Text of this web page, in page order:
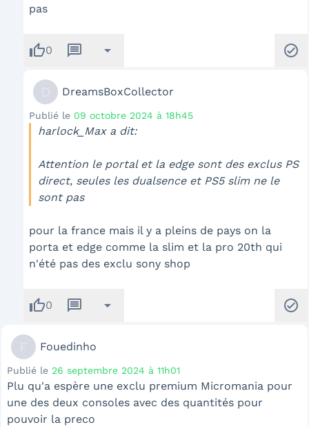
pas
thumb_up0 message arrow_drop_down check_circle
DreamsBoxCollector
Publié le 09 octobre 2024 à 18h45
harlock_Max a dit:
Attention le portal et la edge sont des exclus PS
direct, seules les dualsence et PS5 slim ne le
sont pas
pour la france mais il y a pleins de pays on la
porta et edge comme la slim et la pro 20th qui
n'été pas des exclu sony shop
thumb_up0 message arrow_drop_down check_circle
Fouedinho
Publié le 26 septembre 2024 à 11h01
Plu qu'a espère une exclu premium Micromania pour
une des deux consoles avec des quantités pour
pouvoir la preco